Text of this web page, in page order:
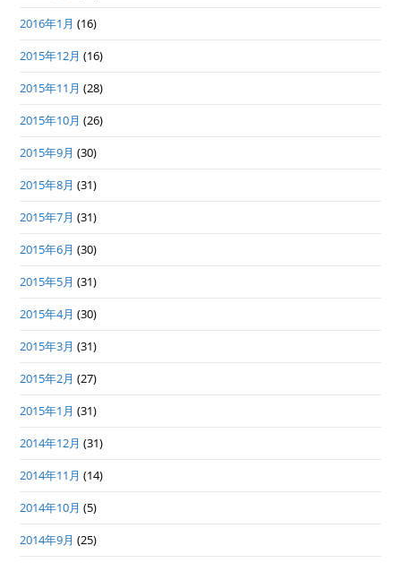
2016年1月 (16)
2015年12月 (16)
2015年11月 (28)
2015年10月 (26)
2015年9月 (30)
2015年8月 (31)
2015年7月 (31)
2015年6月 (30)
2015年5月 (31)
2015年4月 (30)
2015年3月 (31)
2015年2月 (27)
2015年1月 (31)
2014年12月 (31)
2014年11月 (14)
2014年10月 (5)
2014年9月 (25)